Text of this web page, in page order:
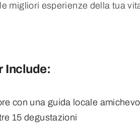
migliori esperienze della tua
Include:
con una guida locale
15 degustazioni